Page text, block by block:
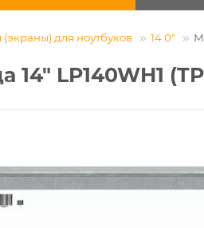
для ноутбуков 14.0"
14" LP140WH1